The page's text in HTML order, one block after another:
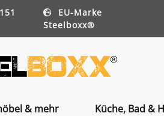
EU-Marke
Steelboxx®
& mehr Küche, Bad &